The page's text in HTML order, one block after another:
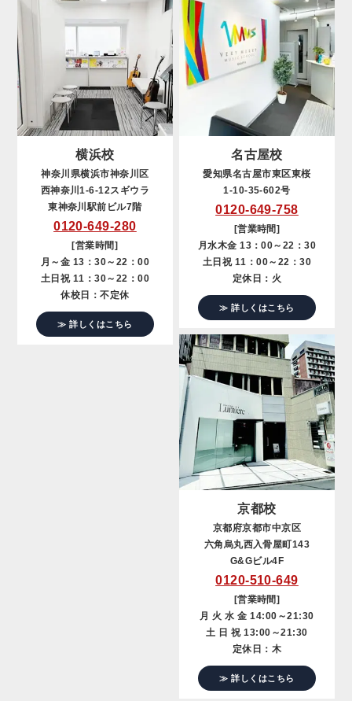
横浜校
神奈川県横浜市神奈川区
西神奈川1-6-12スギウラ
東神奈川駅前ビル7階
0120-649-280
[営業時間]
月～金 13：30～22：00
土日祝 11：30～22：00
休校日：不定休
≫ 詳しくはこちら
名古屋校
愛知県名古屋市東区東桜
1-10-35-602号
0120-649-758
[営業時間]
月水木金 13：00～22：30
土日祝 11：00～22：30
定休日：火
≫ 詳しくはこちら
京都校
京都府京都市中京区
六角烏丸西入骨屋町143
G&Gビル4F
0120-510-649
[営業時間]
月 火 水 金 14:00～21:30
土 日 祝 13:00～21:30
定休日：木
≫ 詳しくはこちら